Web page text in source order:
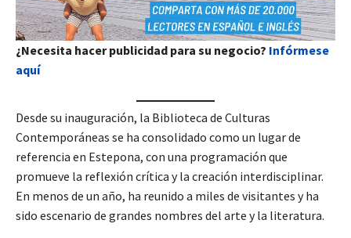
¿Necesita hacer publicidad para su negocio? Infórmese
aquí
Desde su inauguración, la Biblioteca de Culturas
Contemporáneas se ha consolidado como un lugar de
referencia en Estepona, con una programación que
promueve la reflexión crítica y la creación interdisciplinar.
En menos de un año, ha reunido a miles de visitantes y ha
sido escenario de grandes nombres del arte y la literatura.